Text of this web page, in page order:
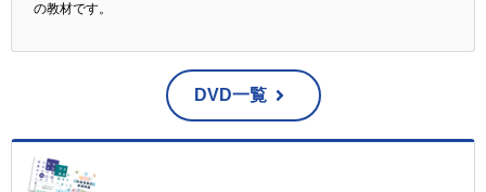
の教材です。
DVD一覧